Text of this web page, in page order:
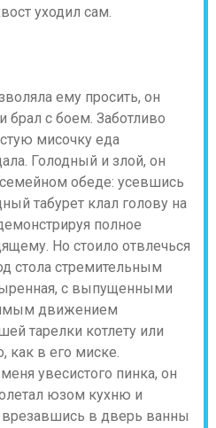
уходил сам.
ему просить, он
брал с боем. Заботливо
мисочку еда
Голодный и злой, он
обеде: усевшись
табурет клал голову на
полное
Но стоило отвлечься
стола стремительным
с выпущенными
движением
тарелки котлету или
как в его миске.
увесистого пинка, он
юзом кухню и
в дверь ванны